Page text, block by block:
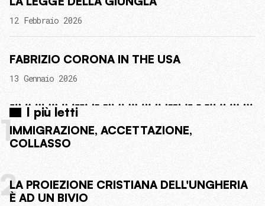
12 Febbraio 2026
FABRIZIO CORONA IN THE USA
13 Gennaio 2026
I più letti
1IMMIGRAZIONE, ACCETTAZIONE,
COLLASSO
2LA PROIEZIONE CRISTIANA DELL'UNGHERIA
È AD UN BIVIO